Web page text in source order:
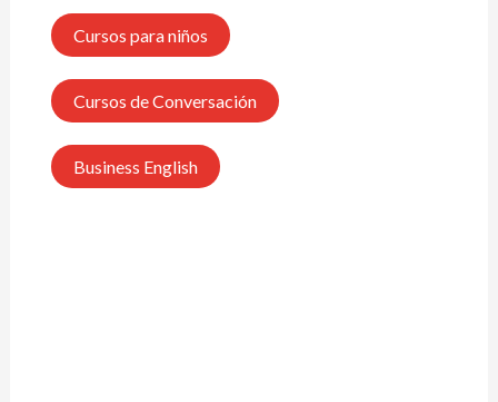
Cursos para niños
Cursos de Conversación
Business English